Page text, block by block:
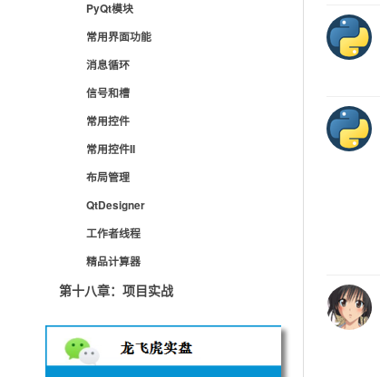
PyQt模块
常用界面功能
消息循环
信号和槽
常用控件
常用控件II
布局管理
QtDesigner
工作者线程
精品计算器
第十八章：项目实战